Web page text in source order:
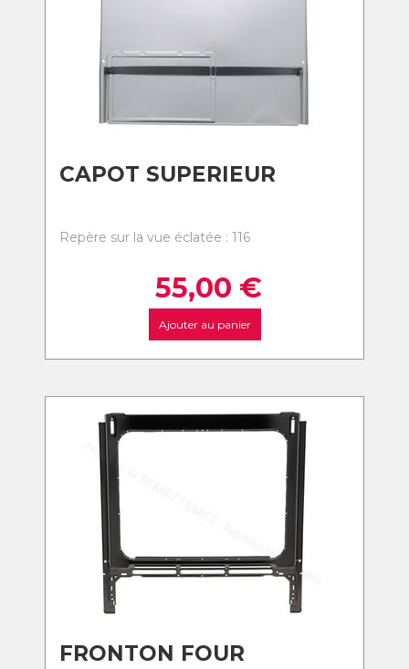
CAPOT SUPERIEUR
Repère sur la vue éclatée : 116
55,00 €
Ajouter au panier
FRONTON FOUR